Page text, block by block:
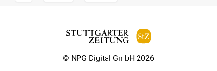
© NPG Digital GmbH 2026